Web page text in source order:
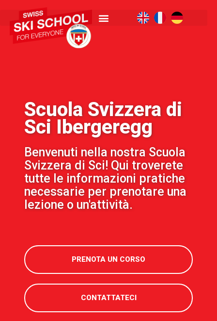
Scuola Svizzera di
Sci Ibergeregg
Benvenuti nella nostra Scuola
Svizzera di Sci! Qui troverete
tutte le informazioni pratiche
necessarie per prenotare una
lezione o un'attività.
PRENOTA UN CORSO
CONTATTATECI